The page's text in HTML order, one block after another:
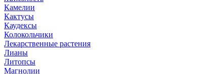
Камелии
Кактусы
Каудексы
Колокольчики
Лекарственные растения
Лианы
Литопсы
Магнолии